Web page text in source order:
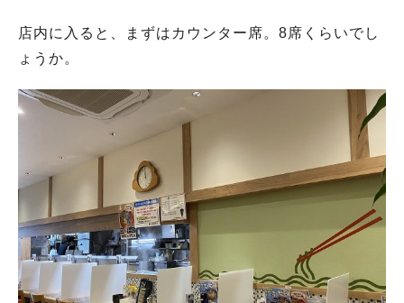
店内に入ると、まずはカウンター席。8席くらいでし
ょうか。